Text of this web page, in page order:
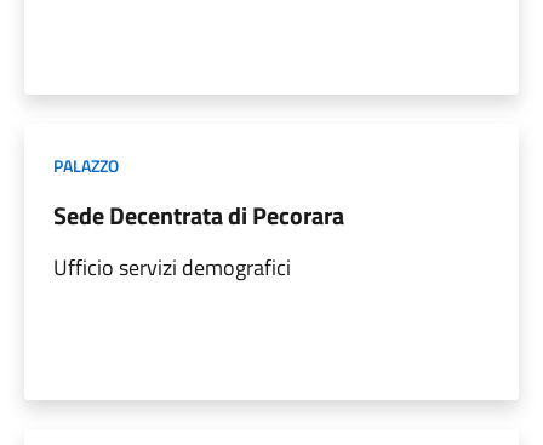
PALAZZO
Sede Decentrata di Pecorara
Ufficio servizi demografici